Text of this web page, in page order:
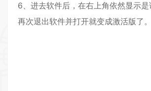
6、进去软件后，在右上角依然显示
再次退出软件并打开就变成激活版了。